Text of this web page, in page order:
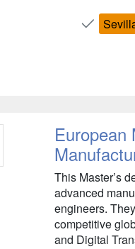
European
This Master’s
advanced
engineers.
competitive
and Digital